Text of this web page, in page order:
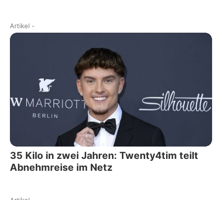
Artikel -
35 Kilo in zwei Jahren: Twenty4tim teilt
Abnehmreise im Netz